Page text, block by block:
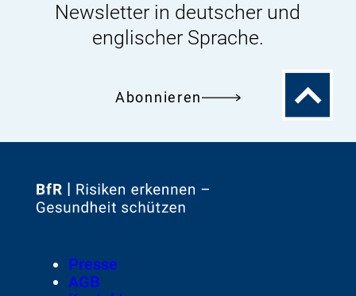
Newsletter in deutscher und
englischer Sprache.
Abonnieren
Zum
Zur
Footer
Meta-
Navigation
Presse
AGB